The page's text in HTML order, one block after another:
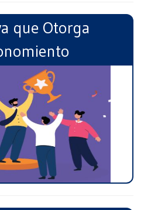
que Otorga